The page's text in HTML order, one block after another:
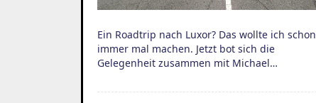
Ein Roadtrip nach Luxor? Das wollte ich schon
immer mal machen. Jetzt bot sich die
Gelegenheit zusammen mit Michael…